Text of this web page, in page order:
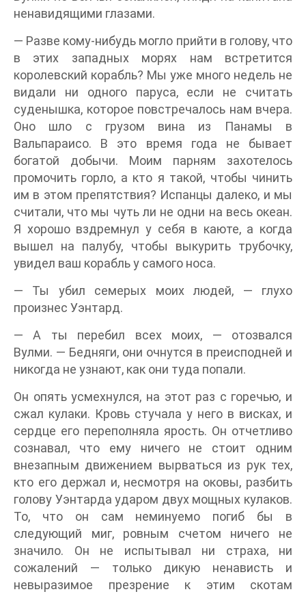
ненавидящими глазами.
— Разве кому-нибудь могло прийти в голову, что
в этих западных морях нам встретится
королевский корабль? Мы уже много недель не
видали ни одного паруса, если не считать
суденышка, которое повстречалось нам вчера.
Оно шло с грузом вина из Панамы в
Вальпараисо. В это время года не бывает
богатой добычи. Моим парням захотелось
промочить горло, а кто я такой, чтобы чинить
им в этом препятствия? Испанцы далеко, и мы
считали, что мы чуть ли не одни на весь океан.
Я хорошо вздремнул у себя в каюте, а когда
вышел на палубу, чтобы выкурить трубочку,
увидел ваш корабль у самого носа.
— Ты убил семерых моих людей, — глухо
произнес Уэнтард.
— А ты перебил всех моих, — отозвался
Вулми. — Бедняги, они очнутся в преисподней и
никогда не узнают, как они туда попали.
Он опять усмехнулся, на этот раз с горечью, и
сжал кулаки. Кровь стучала у него в висках, и
сердце его переполняла ярость. Он отчетливо
сознавал, что ему ничего не стоит одним
внезапным движением вырваться из рук тех,
кто его держал и, несмотря на оковы, разбить
голову Уэнтарда ударом двух мощных кулаков.
То, что он сам неминуемо погиб бы в
следующий миг, ровным счетом ничего не
значило. Он не испытывал ни страха, ни
сожалений — только дикую ненависть и
невыразимое презрение к этим скотам